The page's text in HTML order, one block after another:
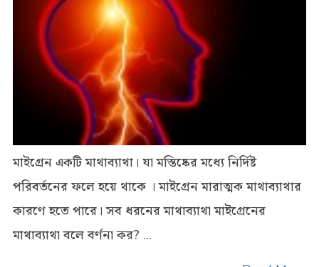
মাইগ্রেন একটি মাথাব্যাথা। যা মস্তিষ্কের মধ্যে নির্দিষ্ট
পরিবর্তনের ফলে হয়ে থাকে । মাইগ্রেন মারাত্মক মাথাব্যাথার
কারণে হতে পারে। সব ধরনের মাথাব্যাথা মাইগ্রেনের
মাথাব্যাথা বলে বর্ণনা কর? ...